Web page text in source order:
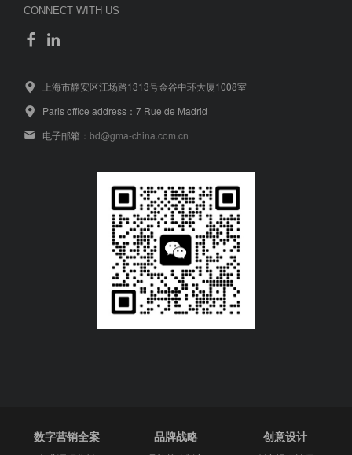
CONNECT WITH US
上海市静安区江场路1313号金谷中环大厦1008室
Paris office address：7 Rue de Madrid
电子邮箱： bd@gma-china.com.cn
数字营销全案 品牌战略 创意设计